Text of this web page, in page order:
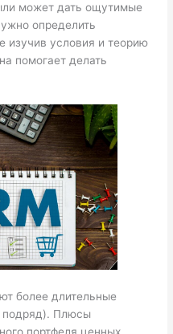
может дать ощутимые
определить
изучив условия и теорию
помогает делать
более длительные
подряд). Плюсы